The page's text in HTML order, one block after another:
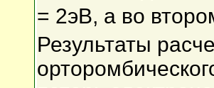
= 2эВ, а во
Результаты